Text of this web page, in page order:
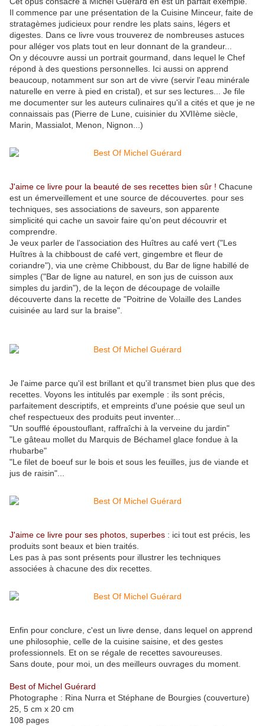
Il commence par une présentation de la Cuisine Minceur, faite de
stratagèmes judicieux pour rendre les plats sains, légers et
digestes. Dans ce livre vous trouverez de nombreuses astuces
pour alléger vos plats tout en leur donnant de la grandeur...
On y découvre aussi un portrait gourmand, dans lequel le Chef
répond à des questions personnelles. Ici aussi on apprend
beaucoup, notamment sur son art de vivre (servir l'eau minérale
naturelle en verre à pied en cristal), et sur ses lectures... Je file
me documenter sur les auteurs culinaires qu'il a cités et que je ne
connaissais pas (Pierre de Lune, cuisinier du XVIIème siècle,
Marin, Massialot, Menon, Nignon...)
J'aime ce livre pour la beauté de ses recettes bien sûr ! Chacune
est un émerveillement et une source de découvertes. pour ses
techniques, ses associations de saveurs, son apparente
simplicité qui cache un savoir faire qu'on peut découvrir et
comprendre.
Je veux parler de l'association des Huîtres au café vert ("Les
Huîtres à la chibboust de café vert, gingembre et fleur de
coriandre"), via une crème Chibboust, du Bar de ligne habillé de
simples ("Bar de ligne au naturel, en son jus de cuisson aux
simples du jardin"), de la leçon de découpage de volaille
découverte dans la recette de "Poitrine de Volaille des Landes
cuisinée au lard sur la braise".
Je l'aime parce qu'il est brillant et qu'il transmet bien plus que des
recettes. Voyons les intitulés par exemple : ils sont précis,
parfaitement descriptifs, et empreints d'une poésie que seul un
chef respectueux des produits peut inventer...
"Un soufflé époustouflant, raffraîchi à la verveine du jardin"
"Le gâteau mollet du Marquis de Béchamel glace fondue à la
rhubarbe"
"Le filet de boeuf sur le bois et sous les feuilles, jus de viande et
jus de raisin"...
J'aime ce livre pour ses photos, superbes : ici tout est précis, les
produits sont beaux et bien traités.
Les pas à pas sont présents pour illustrer les techniques
associées à chacune des dix recettes.
Enfin pour conclure, c'est un livre dense, dans lequel on apprend
une philosophie, celle de la cuisine saisine, et des gestes
professionnels. Et on se régale de recettes savoureuses.
Sans doute, pour moi, un des meilleurs ouvrages du moment.
Best of Michel Guérard
Photographe : Rina Nurra et Stéphane de Bourgies (couverture)
25, 5 cm x 20 cm
108 pages